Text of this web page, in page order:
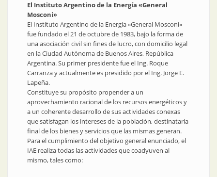
El Instituto Argentino de la Energía «General
Mosconi»
El Instituto Argentino de la Energía «General Mosconi»
fue fundado el 21 de octubre de 1983, bajo la forma de
una asociación civil sin fines de lucro, con domicilio legal
en la Ciudad Autónoma de Buenos Aires, República
Argentina. Su primer presidente fue el Ing. Roque
Carranza y actualmente es presidido por el Ing. Jorge E.
Lapeña.
Constituye su propósito propender a un
aprovechamiento racional de los recursos energéticos y
a un coherente desarrollo de sus actividades conexas
que satisfagan los intereses de la población, destinataria
final de los bienes y servicios que las mismas generan.
Para el cumplimiento del objetivo general enunciado, el
IAE realiza todas las actividades que coadyuven al
mismo, tales como: